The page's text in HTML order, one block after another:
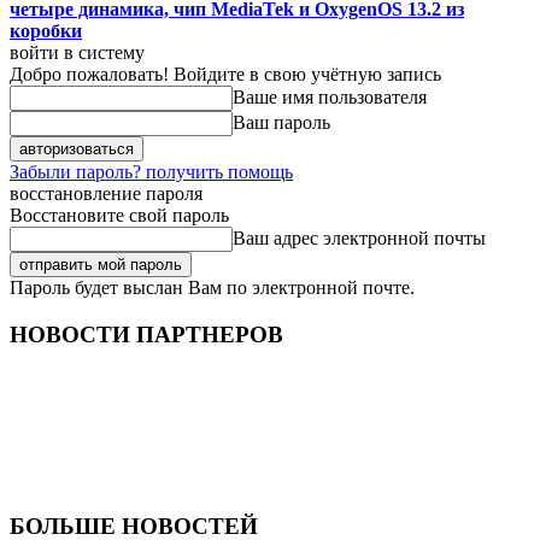
четыре динамика, чип MediaTek и OxygenOS 13.2 из
коробки
войти в систему
Добро пожаловать! Войдите в свою учётную запись
Ваше имя пользователя
Ваш пароль
Забыли пароль? получить помощь
восстановление пароля
Восстановите свой пароль
Ваш адрес электронной почты
Пароль будет выслан Вам по электронной почте.
НОВОСТИ ПАРТНЕРОВ
БОЛЬШЕ НОВОСТЕЙ